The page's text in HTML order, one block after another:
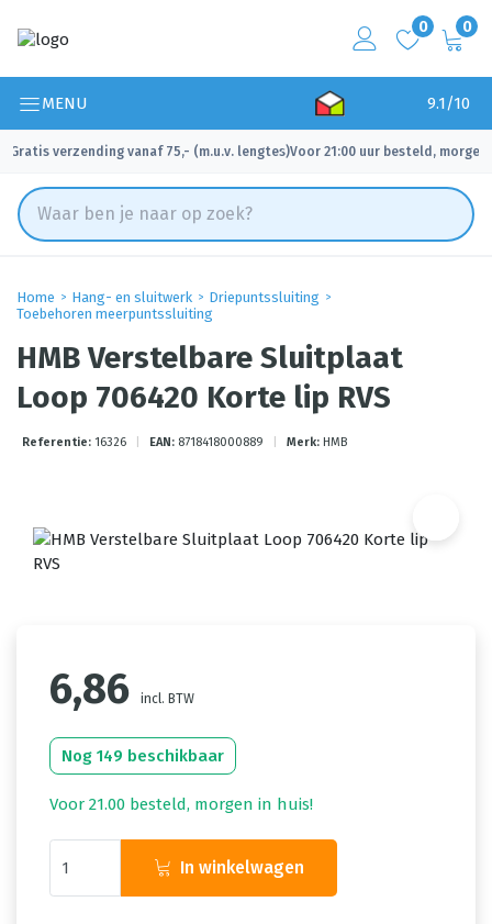
0 0
MENU 9.1/10
Gratis verzending vanaf 75,- (m.u.v. lengtes)
✓ Voor 21:00 uur besteld, morgen
Home Hang- en sluitwerk
Driepuntssluiting
Toebehoren meerpuntssluiting
HMB Verstelbare Sluitplaat
Loop 706420 Korte lip RVS
Referentie: 16326 EAN: 8718418000889 Merk: HMB
6,86 incl. BTW
Nog 149 beschikbaar
Voor 21.00 besteld, morgen in huis!
In winkelwagen